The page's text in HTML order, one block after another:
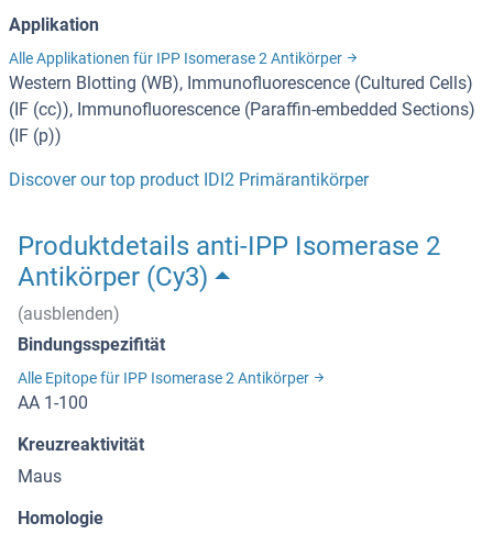
Applikation
Alle Applikationen für IPP Isomerase 2 Antikörper
Western Blotting (WB), Immunofluorescence (Cultured Cells)
(IF (cc)), Immunofluorescence (Paraffin-embedded Sections)
(IF (p))
Discover our top product IDI2 Primärantikörper
Produktdetails anti-IPP Isomerase 2
Antikörper (Cy3)
(ausblenden)
Bindungsspezifität
Alle Epitope für IPP Isomerase 2 Antikörper
AA 1-100
Kreuzreaktivität
Maus
Homologie